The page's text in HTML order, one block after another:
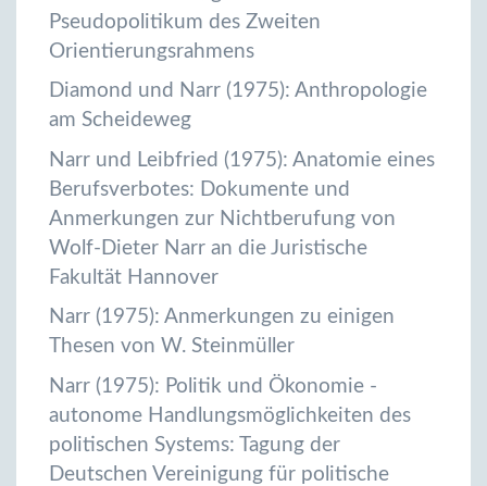
Pseudopolitikum des Zweiten
Orientierungsrahmens
Diamond und Narr (1975): Anthropologie
am Scheideweg
Narr und Leibfried (1975): Anatomie eines
Berufsverbotes: Dokumente und
Anmerkungen zur Nichtberufung von
Wolf-Dieter Narr an die Juristische
Fakultät Hannover
Narr (1975): Anmerkungen zu einigen
Thesen von W. Steinmüller
Narr (1975): Politik und Ökonomie -
autonome Handlungsmöglichkeiten des
politischen Systems: Tagung der
Deutschen Vereinigung für politische